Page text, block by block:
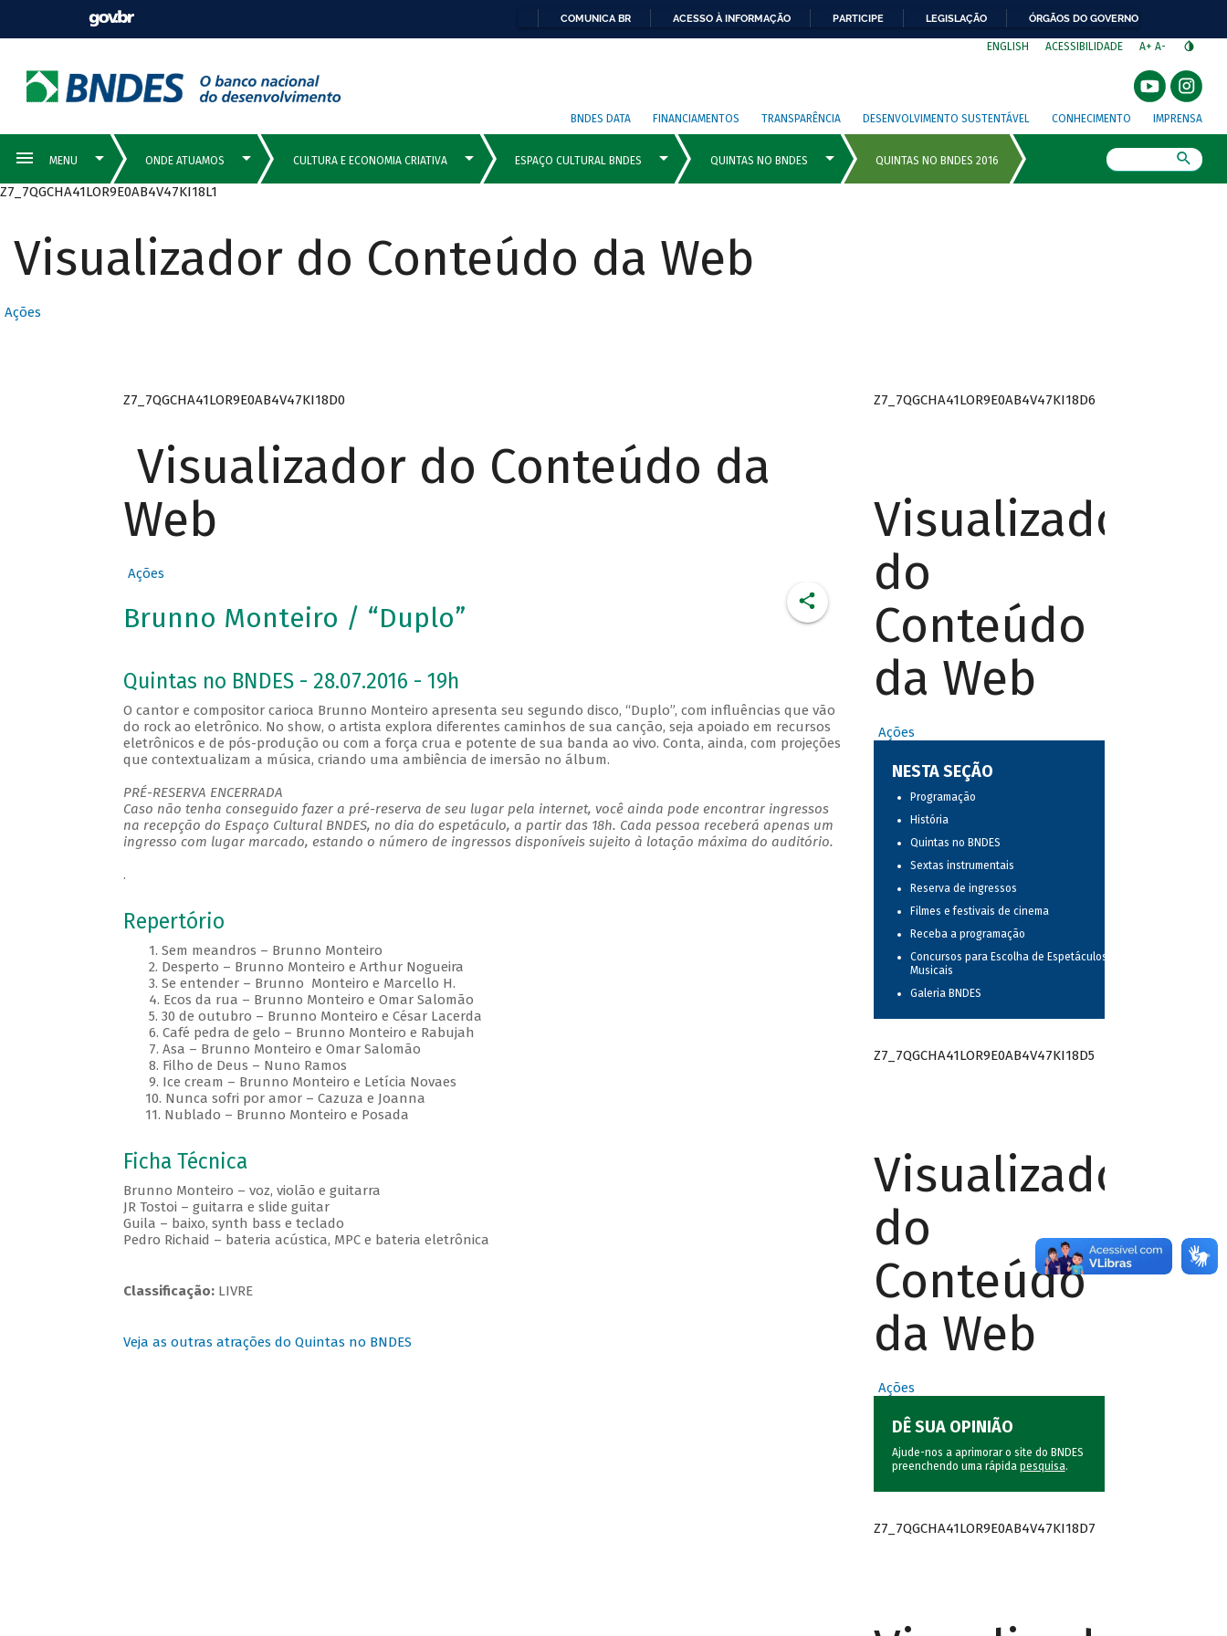
COMUNICA BR ACESSO À INFORMAÇÃO PARTICIPE LEGISLAÇÃO ÓRGÃOS DO GOVERNO
ENGLISH ACESSIBILIDADE A+ A-
BNDES DATA FINANCIAMENTOS TRANSPARÊNCIA DESENVOLVIMENTO SUSTENTÁVEL CONHECIMENTO IMPRENSA
Z7_7QGCHA41LOR9E0AB4V47KI18L1
Visualizador do Conteúdo da Web
Ações
Z7_7QGCHA41LOR9E0AB4V47KI18D0
Visualizador do Conteúdo da
Web
Ações
Brunno Monteiro / “Duplo”
Quintas no BNDES - 28.07.2016 - 19h
O cantor e compositor carioca Brunno Monteiro apresenta seu segundo disco, “Duplo”, com influências que vão
do rock ao eletrônico. No show, o artista explora diferentes caminhos de sua canção, seja apoiado em recursos
eletrônicos e de pós-produção ou com a força crua e potente de sua banda ao vivo. Conta, ainda, com projeções
que contextualizam a música, criando uma ambiência de imersão no álbum.
PRÉ-RESERVA ENCERRADA
Caso não tenha conseguido fazer a pré-reserva de seu lugar pela internet, você ainda pode encontrar ingressos
na recepção do Espaço Cultural BNDES, no dia do espetáculo, a partir das 18h. Cada pessoa receberá apenas um
ingresso com lugar marcado, estando o número de ingressos disponíveis sujeito à lotação máxima do auditório.
.
Repertório
1. Sem meandros – Brunno Monteiro
2. Desperto – Brunno Monteiro e Arthur Nogueira
3. Se entender – Brunno Monteiro e Marcello H.
4. Ecos da rua – Brunno Monteiro e Omar Salomão
5. 30 de outubro – Brunno Monteiro e César Lacerda
6. Café pedra de gelo – Brunno Monteiro e Rabujah
7. Asa – Brunno Monteiro e Omar Salomão
8. Filho de Deus – Nuno Ramos
9. Ice cream – Brunno Monteiro e Letícia Novaes
10. Nunca sofri por amor – Cazuza e Joanna
11. Nublado – Brunno Monteiro e Posada
Ficha Técnica
Brunno Monteiro – voz, violão e guitarra
JR Tostoi – guitarra e slide guitar
Guila – baixo, synth bass e teclado
Pedro Richaid – bateria acústica, MPC e bateria eletrônica
Classificação: LIVRE
Veja as outras atrações do Quintas no BNDES
Z7_7QGCHA41LOR9E0AB4V47KI18D6
Visualizador
do
Conteúdo
da Web
Ações
NESTA SEÇÃO
Programação
História
Quintas no BNDES
Sextas instrumentais
Reserva de ingressos
Filmes e festivais de cinema
Receba a programação
Concursos para Escolha de Espetáculos
Musicais
Galeria BNDES
Z7_7QGCHA41LOR9E0AB4V47KI18D5
Visualizador
do
Conteúdo
da Web
Ações
DÊ SUA OPINIÃO
Ajude-nos a aprimorar o site do BNDES
preenchendo uma rápida pesquisa.
Z7_7QGCHA41LOR9E0AB4V47KI18D7